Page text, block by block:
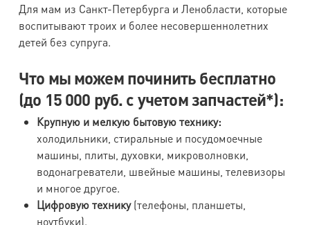
Для мам из Санкт-Петербурга и Ленобласти, которые
воспитывают троих и более несовершеннолетних
детей без супруга.
Что мы можем починить бесплатно
(до 15 000 руб. с учетом запчастей*):
Крупную и мелкую бытовую технику:
холодильники, стиральные и посудомоечные
машины, плиты, духовки, микроволновки,
водонагреватели, швейные машины, телевизоры
и многое другое.
Цифровую технику(телефоны, планшеты,
ноутбуки).